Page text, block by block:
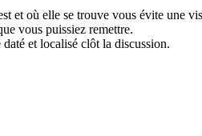
et où elle se trouve vous évite une
vous puissiez remettre.
et localisé clôt la discussion.